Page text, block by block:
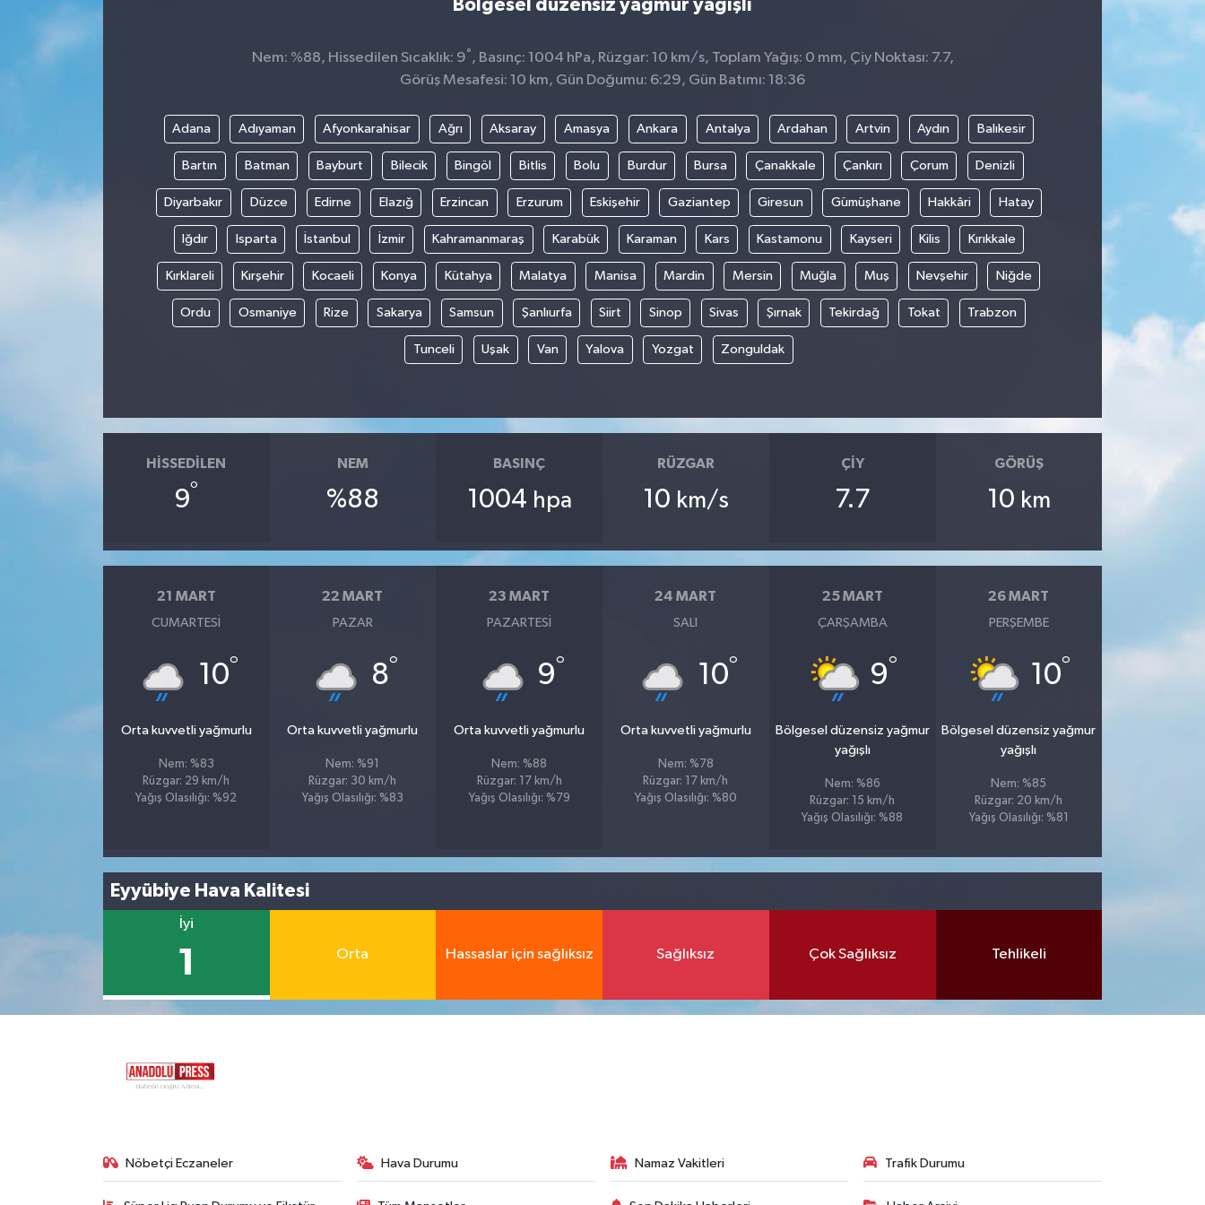
Bölgesel düzensiz yağmur yağışlı
Nem: %88, Hissedilen Sıcaklık: 9° , Basınç: 1004 hPa, Rüzgar: 10 km/s, Toplam Yağış: 0 mm, Çiy Noktası: 7.7,
Görüş Mesafesi: 10 km, Gün Doğumu: 6:29, Gün Batımı: 18:36
Adana Adıyaman Afyonkarahisar Ağrı Aksaray Amasya Ankara Antalya Ardahan Artvin Aydın Balıkesir
Bartın Batman Bayburt Bilecik Bingöl Bitlis Bolu Burdur Bursa Çanakkale Çankırı Çorum Denizli
Diyarbakır Düzce Edirne Elazığ Erzincan Erzurum Eskişehir Gaziantep Giresun Gümüşhane Hakkâri Hatay
Iğdır Isparta İstanbul İzmir Kahramanmaraş Karabük Karaman Kars Kastamonu Kayseri Kilis Kırıkkale
Kırklareli Kırşehir Kocaeli Konya Kütahya Malatya Manisa Mardin Mersin Muğla Muş Nevşehir Niğde
Ordu Osmaniye Rize Sakarya Samsun Şanlıurfa Siirt Sinop Sivas Şırnak Tekirdağ Tokat Trabzon
Tunceli Uşak Van Yalova Yozgat Zonguldak
HISSEDILEN
9°
NEM
%88
BASINÇ
1004 hpa
RÜZGAR
10 km/s
ÇIY
7.7
GÖRÜŞ
10 km
21 MART
CUMARTESI
10°
Orta kuvvetli yağmurlu
Nem: %83
Rüzgar: 29 km/h
Yağış Olasılığı: %92
22 MART
PAZAR
8°
Orta kuvvetli yağmurlu
Nem: %91
Rüzgar: 30 km/h
Yağış Olasılığı: %83
23 MART
PAZARTESI
9°
Orta kuvvetli yağmurlu
Nem: %88
Rüzgar: 17 km/h
Yağış Olasılığı: %79
24 MART
SALI
10°
Orta kuvvetli yağmurlu
Nem: %78
Rüzgar: 17 km/h
Yağış Olasılığı: %80
25 MART
ÇARŞAMBA
9°
Bölgesel düzensiz yağmur
yağışlı
Nem: %86
Rüzgar: 15 km/h
Yağış Olasılığı: %88
26 MART
PERŞEMBE
10°
Bölgesel düzensiz yağmur
yağışlı
Nem: %85
Rüzgar: 20 km/h
Yağış Olasılığı: %81
Eyyübiye Hava Kalitesi
İyi
1 Orta Hassaslar için sağlıksız Sağlıksız Çok Sağlıksız Tehlikeli
Nöbetçi Eczaneler Hava Durumu Namaz Vakitleri Trafik Durumu